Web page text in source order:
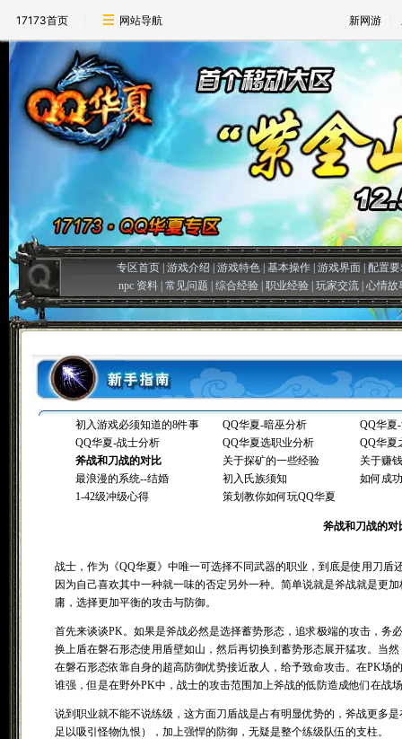
17173首页 网站导航 新网游
专区首页 游戏介绍 游戏特色 基本操作 游戏界面 配置
npc 资料 常见问题 综合经验 职业经验 玩家交流 心情故
初入游戏必须知道的8件事 QQ华夏-暗巫分析
QQ华夏
QQ华夏-战士分析
QQ华夏选职业分析
QQ华夏
斧战和刀战的对比
关于探矿的一些经验
关于赚
最浪漫的系统--结婚
初入氏族须知
如何成
1-42级冲级心得
策划教你如何玩QQ华夏
斧战和刀战的对
战士，作为《QQ华夏》中唯一可选择不同武器的职业，到底是使用刀
因为自己喜欢其中一种就一味的否定另外一种。简单说就是斧战就是更
庸，选择更加平衡的攻击与防御。
首先来谈谈PK。如果是斧战必然是选择蓄势形态，追求极端的攻击，务
换上盾在磐石形态使用盾壁如山，然后再切换到蓄势形态展开猛攻。当
在磐石形态依靠自身的超高防御优势接近敌人，给予致命攻击。在PK场
谁强，但是在野外PK中，战士的攻击范围加上斧战的低防造成他们在战
说到职业就不能不说练级，这方面刀盾战是占有明显优势的，斧战更多
足以吸引怪物仇恨），加上强悍的防御，无疑是整个练级队伍的支柱。